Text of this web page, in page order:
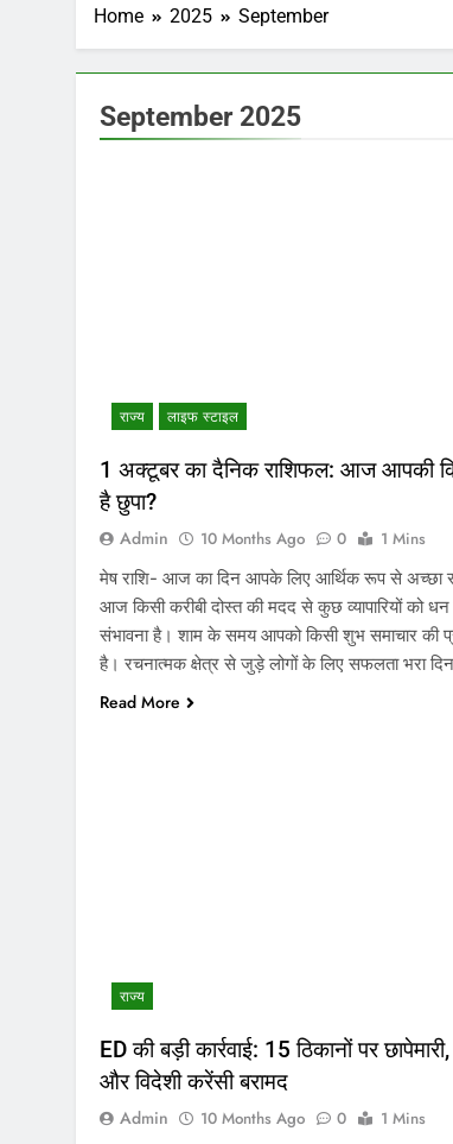
Home 2025 September
September 2025
राज्य लाइफ स्टाइल
1 अक्टूबर का दैनिक राशिफल: आज आपकी
है छुपा?
Admin 10 Months Ago 0
1 Mins
मेष राशि- आज का दिन आपके लिए आर्थिक रूप से अच्छा
आज किसी करीबी दोस्त की मदद से कुछ व्यापारियों को
संभावना है। शाम के समय आपको किसी शुभ समाचार की
है। रचनात्मक क्षेत्र से जुड़े लोगों के लिए सफलता भरा
Read More
राज्य
ED की बड़ी कार्रवाई: 15 ठिकानों पर
और विदेशी करेंसी बरामद
Admin 10 Months Ago 0
1 Mins